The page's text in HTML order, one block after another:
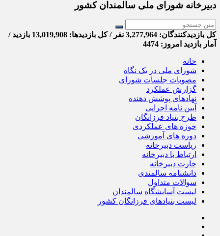
دبیرخانه شورای ملی سالمندان کشور
کل بازدیدکنند‌گان: 3,277,964 نفر / کل بازدیدها: 13,019,908 بازدید /
آمار بازدید امروز: 4474
خانه
شورای ملی در یک نگاه
مصوبات جلسات شورای
گزارش عملکرد
نهادهای پوشش دهنده
آیین نامه اجرایی
طرح بنیاد فرزانگان
حوزه های عملکردی
دوره های آموزشی
ریاست دبیرخانه
ارتباط با دبیرخانه
چارت دبیرخانه
دانشنامه سالمندی
سوالات متداول
لیست آسایشگاه سالمندان
لیست بنیادهای فرزانگان کشور